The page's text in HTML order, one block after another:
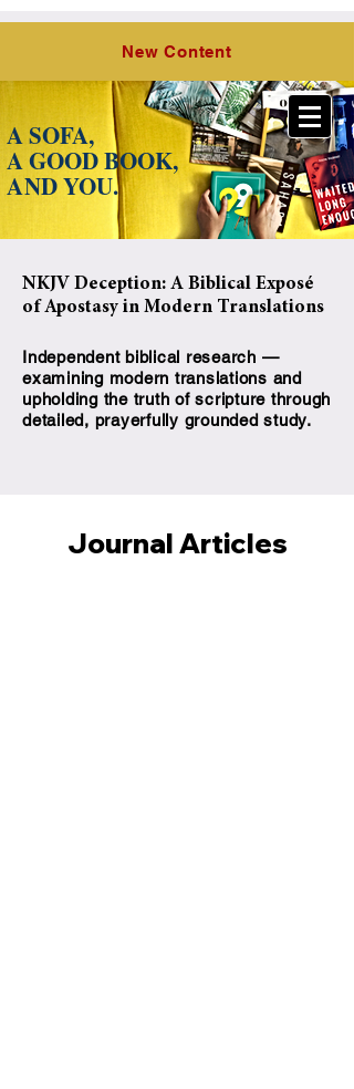
the Hope of Israel, LLC
NKJV Deception: A Biblical Exposé
of Apostasy in Modern Translations
Independent biblical research —
examining modern translations and
upholding the truth of scripture through
detailed, prayerfully grounded study.
A SOFA,
A GOOD BOOK,
AND YOU.
New Content
Journal Articles